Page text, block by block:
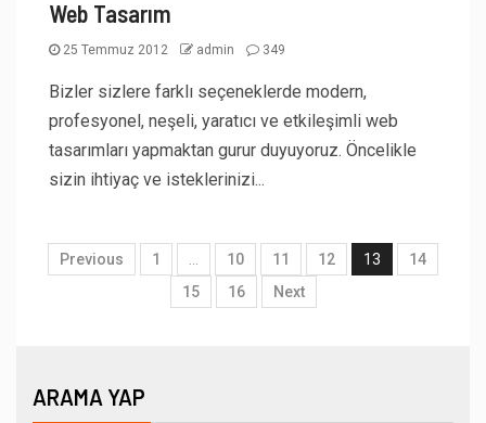
Web Tasarım
25 Temmuz 2012 admin 349
Bizler sizlere farklı seçeneklerde modern,
profesyonel, neşeli, yaratıcı ve etkileşimli web
tasarımları yapmaktan gurur duyuyoruz. Öncelikle
sizin ihtiyaç ve isteklerinizi...
Previous 1 10 11 12 13
14
15
16 Next
ARAMA YAP